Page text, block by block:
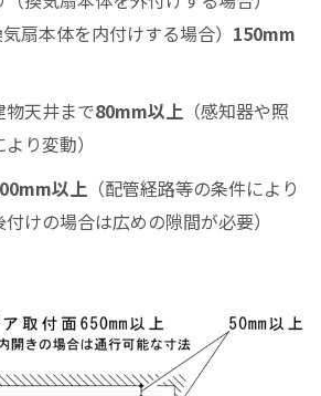
0
）金額をスライドして下さい（1万円単位）
ン結果
払金額
気扇本体を内付けする場合） 150mm
天井まで80mm以上 （感知器や照
り変動）
以上 （配管経路等の条件により
けの場合は広めの隙間が必要）